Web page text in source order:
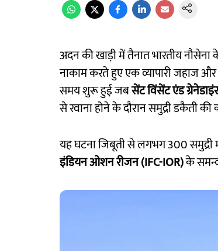
अदन की खाड़ी में तैनात भारतीय नौसेना
नाकाम करते हुए एक व्यापारी जहाज
समय शुरू हुई जबसेंट विंसेंट एंड
से रवाना होने के दौरान समुद्री डकैती
यह घटना जिबूती से लगभग 300 समुद्री
इंडियन ओशन रीजन (IFC-IOR)के